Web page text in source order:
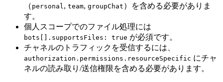
（ personal , team, groupChat ）を含める必要がありま
す。
個人スコープでのファイル処理には
bots[].supportsFiles: true が必須です。
チャネルのトラフィックを受信するには、
authorization.permissions.resourceSpecific にチャ
ネルの読み取り/送信権限を含める必要があります。